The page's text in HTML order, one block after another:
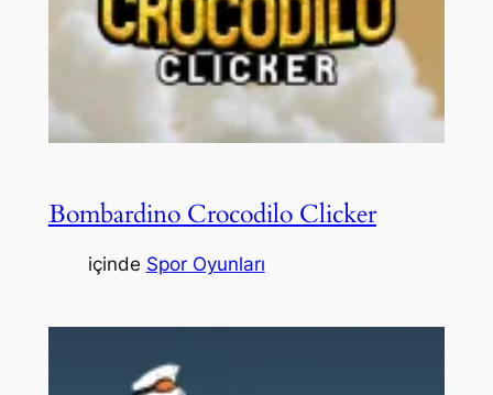
Bombardino Crocodilo Clicker
içinde Spor Oyunları